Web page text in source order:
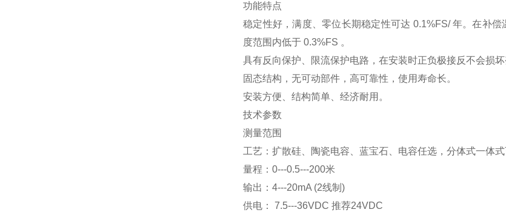
功能特点
稳定性好，满度、零位长期稳定性可达 0.1%FS/ 年。在补
度范围内低于 0.3%FS 。
具有反向保护、限流保护电路，在安装时正负极接反不会损
固态结构，无可动部件，高可靠性，使用寿命长。
安装方便、结构简单、经济耐用。
技术参数
测量范围
工艺：扩散硅、陶瓷电容、蓝宝石、电容任选，分体式一体式
量程：0---0.5---200米
输出：4---20mA (2线制)
供电： 7.5---36VDC 推荐24VDC